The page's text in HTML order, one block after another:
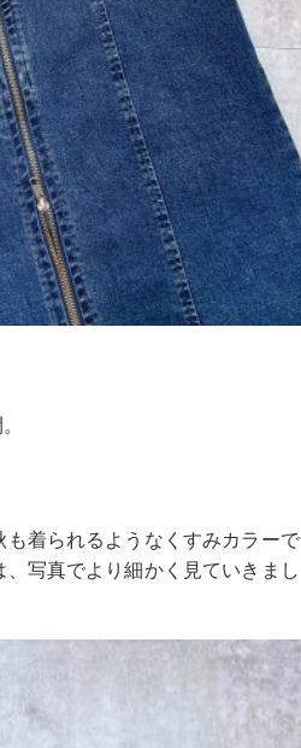
着られるようなくすみカラーで
写真でより細かく見ていきまし